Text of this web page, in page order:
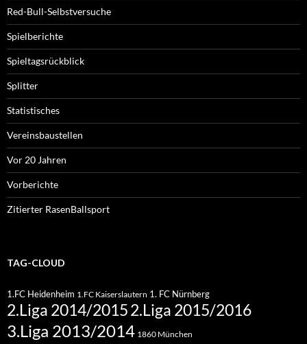
Red-Bull-Selbstversuche
Spielberichte
Spieltagsrückblick
Splitter
Statistisches
Vereinsbaustellen
Vor 20 Jahren
Vorberichte
Zitierter RasenBallsport
TAG-CLOUD
1.FC Heidenheim 1.FC Kaiserslautern 1. FC Nürnberg
2.Liga 2014/20152.Liga 2015/2016
3.Liga 2013/2014 1860 München